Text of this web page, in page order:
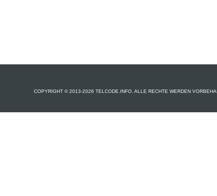
COPYRIGHT © 2013-2026 TELCODE.INFO. ALLE RECHTE WERDEN